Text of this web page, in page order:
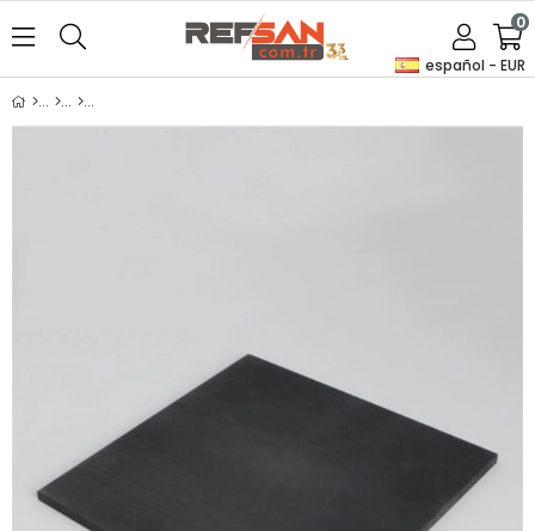
español - EUR
0